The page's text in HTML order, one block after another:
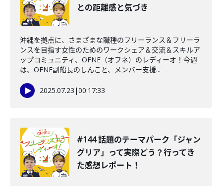
との距離感と気づき
沖縄を拠点に、さまざまな職種のフリーランス＆フリーラ
ンスを目指す女性のためのワークシェア＆交流＆スキルア
ップコミュニティ、OFNE（オフネ）のレディーオ！今週
は、OFNE副船長のしんこと、メンバー支援...
2025.07.23 |00:17:33
#144 話題のテーマパーク「ジャン
グリア」って実際どう？行ってき
た感想レポート！